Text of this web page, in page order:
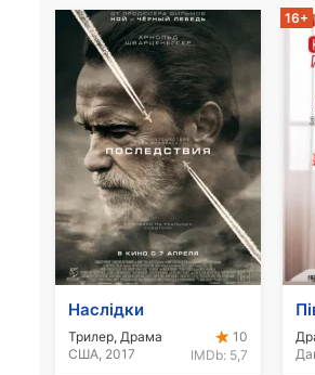
Наслідки
Трилер, Драма
США, 2017
10
IMDb: 5,7
16+